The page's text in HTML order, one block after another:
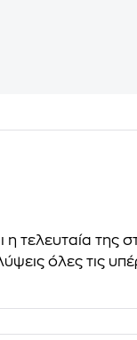
η τελευταία της
όλες τις